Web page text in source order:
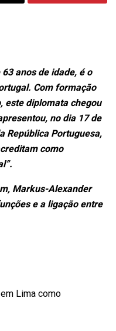
anos de idade, é o
Com formação
este diplomata chegou
no dia 17 de
República Portuguesa,
como
Markus-Alexander
e a ligação entre
Lima como